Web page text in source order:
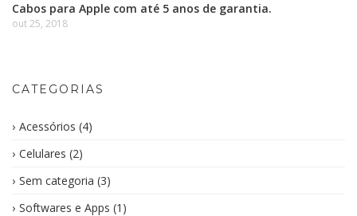
Cabos para Apple com até 5 anos de garantia.
out 25, 2018
CATEGORIAS
Acessórios (4)
Celulares (2)
Sem categoria (3)
Softwares e Apps (1)